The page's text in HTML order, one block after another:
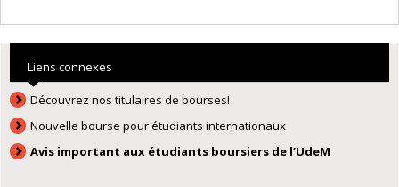
Liens connexes
Découvrez nos titulaires de bourses!
Nouvelle bourse pour étudiants internationaux
Avis important aux étudiants boursiers de l’UdeM